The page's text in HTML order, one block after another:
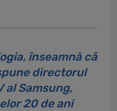
înseamnă că
directorul
al Samsung,
20 de ani